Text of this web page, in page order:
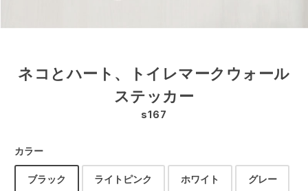
ネコとハート、トイレマークウォール
ステッカー
s167
カラー
ブラック ライトピンク ホワイト グレー